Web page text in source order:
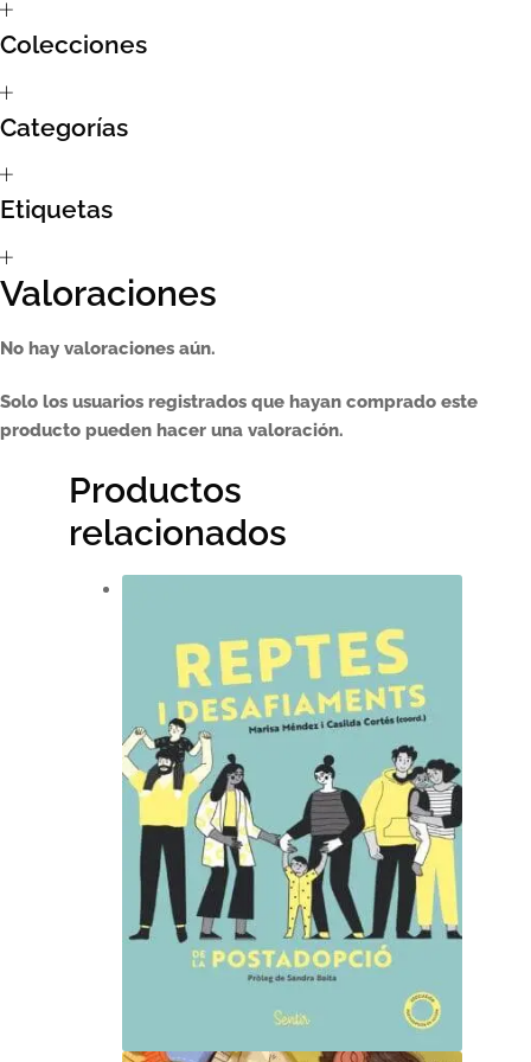
Sumate al sorteo Artcombo
Suscríbete a la newsletter de Marcombo
Suscripción
Test Formulario
Colecciones
Categorías
Etiquetas
Valoraciones
No hay valoraciones aún.
Solo los usuarios registrados que hayan comprado este
producto pueden hacer una valoración.
Productos
relacionados